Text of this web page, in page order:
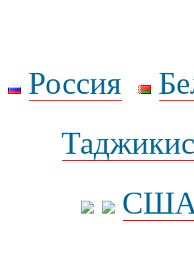
Россия
США-